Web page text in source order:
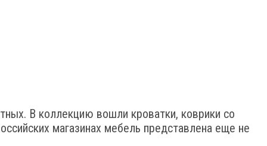
В коллекцию вошли кроватки, коврики со
магазинах мебель представлена еще не